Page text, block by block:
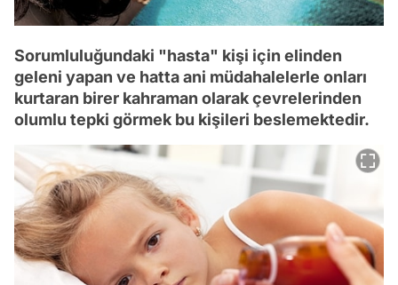
Sorumluluğundaki "hasta" kişi için elinden
geleni yapan ve hatta ani müdahalelerle onları
kurtaran birer kahraman olarak çevrelerinden
olumlu tepki görmek bu kişileri beslemektedir.